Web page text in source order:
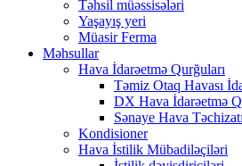
Təhsil müəssisələri
Yaşayış yeri
Müasir Ferma
Məhsullar
Hava İdarəetmə Qurğuları
Təmiz Otaq Havası
DX Hava İdarəetmə
Sənaye Hava
Kondisioner
Hava İstilik Mübadiləçiləri